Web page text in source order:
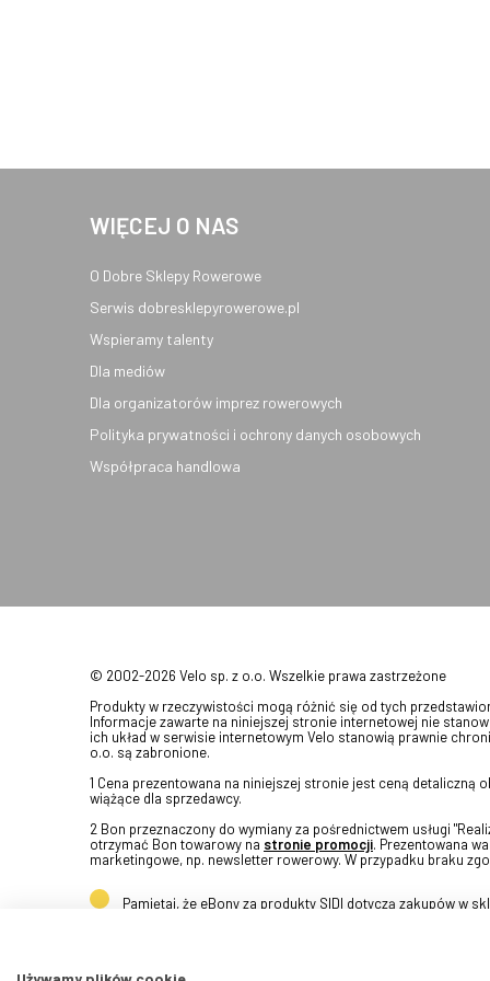
WIĘCEJ O NAS
O Dobre Sklepy Rowerowe
Serwis dobresklepyrowerowe.pl
Wspieramy talenty
Dla mediów
Dla organizatorów imprez rowerowych
Polityka prywatności i ochrony danych osobowych
Współpraca handlowa
© 2002-2026 Velo sp. z o.o. Wszelkie prawa zastrzeżone
Produkty w rzeczywistości mogą różnić się od tych
Informacje zawarte na niniejszej stronie internetowej nie
ich układ w serwisie internetowym Velo stanowią prawnie
o.o. są zabronione.
1 Cena prezentowana na niniejszej stronie jest ceną detaliczną
wiążące dla sprzedawcy.
2 Bon przeznaczony do wymiany za pośrednictwem usługi
otrzymać Bon towarowy na stronie promocji. Prezentowana
marketingowe, np. newsletter rowerowy. W przypadku braku
Pamiętaj, że eBony za produkty SIDI dotyczą zakupów w